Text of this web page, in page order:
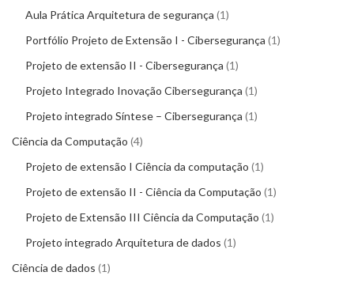
Aula Prática Arquitetura de segurança 1
Portfólio Projeto de Extensão I - Cibersegurança 1
Projeto de extensão II - Cibersegurança 1
Projeto Integrado Inovação Cibersegurança 1
Projeto integrado Síntese – Cibersegurança 1
Ciência da Computação 4
Projeto de extensão I Ciência da computação 1
Projeto de extensão II - Ciência da Computação 1
Projeto de Extensão III Ciência da Computação 1
Projeto integrado Arquitetura de dados 1
Ciência de dados 1